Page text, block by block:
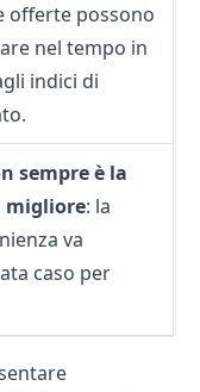
offerte possono
nel tempo in
indici di
sempre è la
migliore: la
va
caso per